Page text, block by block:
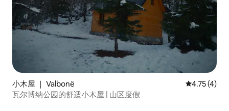
小木屋 ｜ Valbonë 平均评分
4.75 (4)
瓦尔博纳公园的舒适小木屋 | 山区度假